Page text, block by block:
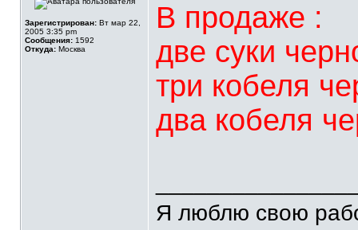
Зарегистрирован: Вт мар 22,
2005 3:35 pm
Сообщения: 1592
Откуда: Москва
В продаже :
две суки
три кобеля
два кобеля
Я люблю свою